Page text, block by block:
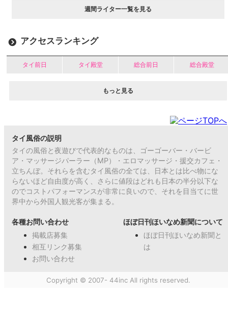
週間ライター一覧を見る
アクセスランキング
タイ前日 タイ殿堂 総合前日 総合殿堂
もっと見る
タイ風俗の説明
タイの風俗と夜遊びで代表的なものは、ゴーゴーバー・バービ
ア・マッサージパーラー（MP）・エロマッサージ・援交カフェ・
立ちんぼ。それらを含むタイ風俗の全ては、日本とは比べ物にな
らないほど自由度が高く、さらに値段はどれも日本の半分以下な
のでコストパフォーマンスが非常に良いので、それを目当てに世
界中から外国人観光客が集まる。
各種お問い合わせ
掲載店募集
相互リンク募集
お問い合わせ
ほぼ日刊ほいなめ新聞について
ほぼ日刊ほいなめ新聞と
は
Copyright © 2007- 44inc All rights reserved.